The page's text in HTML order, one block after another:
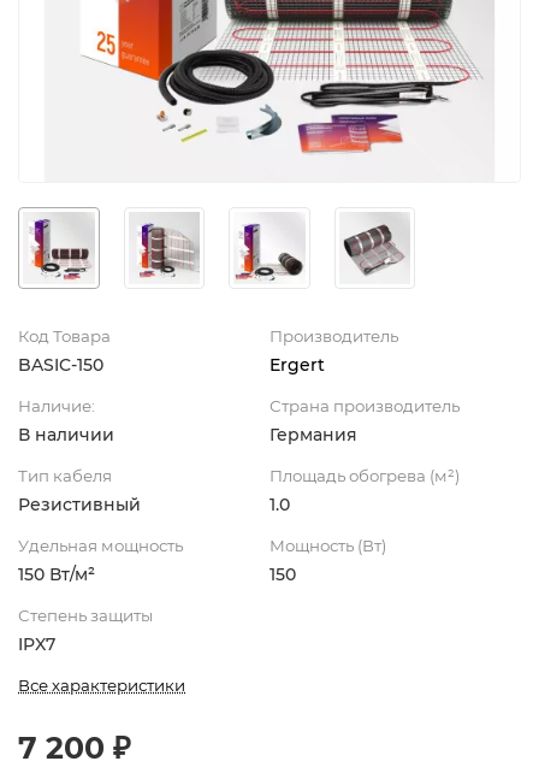
Код Товара
BASIC-150
Производитель
Ergert
Наличие:
В наличии
Страна производитель
Германия
Тип кабеля
Резистивный
Площадь обогрева (м²)
1.0
Удельная мощность
150 Вт/м²
Мощность (Вт)
150
Степень защиты
IPX7
Все характеристики
7 200 ₽